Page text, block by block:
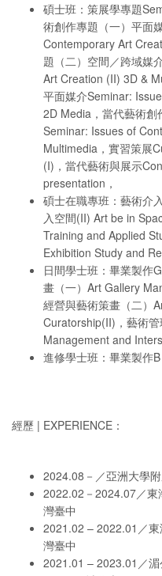
碩士班：策展學專題
術創作專題（一）平面
Contemporary Art
題（二）空間／跨域媒
Art Creation (II) 3D &
平面媒介Seminar:
2D Media，當代藝術創
Seminar: Issues of
Multimedia，實習策展
(I)，當代藝術與展示
presentation，
碩士在職專班：藝術介
入空間(II) Art be in
Training and Applied
Exhibition Study and
日間學士班：畢業製作
畫（一）Art Gallery
經營與藝術策畫（二）
Curatorship(II)，藝術
Management and
進修學士班：畢業製作
經歷 | EXPERIENCE：
2024.08－／亞洲大學
2022.02－2024.07／東
灣臺中
2021.02 – 2022.01／
灣臺中
2021.01 – 2023.01／